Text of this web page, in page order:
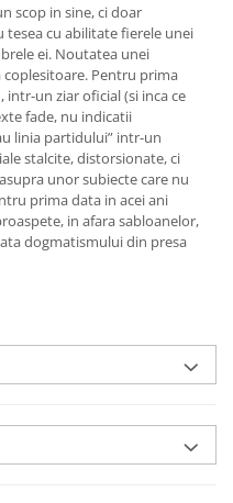
scop in sine, ci doar
tesea cu abilitate fierele unei
ei. Noutatea unei
coplesitoare. Pentru prima
un ziar oficial (si inca ce
fade, nu indicatii
linia partidului” intr-un
stalcite, distorsionate, ci
unor subiecte care nu
prima data in acei ani
in afara sabloanelor,
dogmatismului din presa